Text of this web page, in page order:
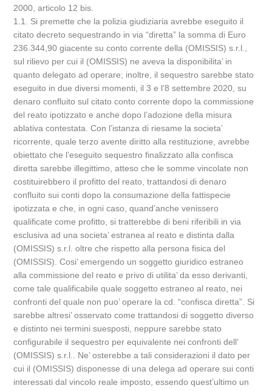
2000, articolo 12 bis.
1.1. Si premette che la polizia giudiziaria avrebbe eseguito il
citato decreto sequestrando in via “diretta” la somma di Euro
236.344,90 giacente su conto corrente della (OMISSIS) s.r.l.,
sul rilievo per cui il (OMISSIS) ne aveva la disponibilita’ in
quanto delegato ad operare; inoltre, il sequestro sarebbe stato
eseguito in due diversi momenti, il 3 e l’8 settembre 2020, su
denaro confluito sul citato conto corrente dopo la commissione
del reato ipotizzato e anche dopo l’adozione della misura
ablativa contestata. Con l’istanza di riesame la societa’
ricorrente, quale terzo avente diritto alla restituzione, avrebbe
obiettato che l’eseguito sequestro finalizzato alla confisca
diretta sarebbe illegittimo, atteso che le somme vincolate non
costituirebbero il profitto del reato, trattandosi di denaro
confluito sui conti dopo la consumazione della fattispecie
ipotizzata e che, in ogni caso, quand’anche venissero
qualificate come profitto, si tratterebbe di beni riferibili in via
esclusiva ad una societa’ estranea al reato e distinta dalla
(OMISSIS) s.r.l. oltre che rispetto alla persona fisica del
(OMISSIS). Cosi’ emergendo un soggetto giuridico estraneo
alla commissione del reato e privo di utilita’ da esso derivanti,
come tale qualificabile quale soggetto estraneo al reato, nei
confronti del quale non puo’ operare la cd. “confisca diretta”. Si
sarebbe altresi’ osservato come trattandosi di soggetto diverso
e distinto nei termini suesposti, neppure sarebbe stato
configurabile il sequestro per equivalente nei confronti dell’
(OMISSIS) s.r.l.. Ne’ osterebbe a tali considerazioni il dato per
cui il (OMISSIS) disponesse di una delega ad operare sui conti
interessati dal vincolo reale imposto, essendo quest’ultimo un